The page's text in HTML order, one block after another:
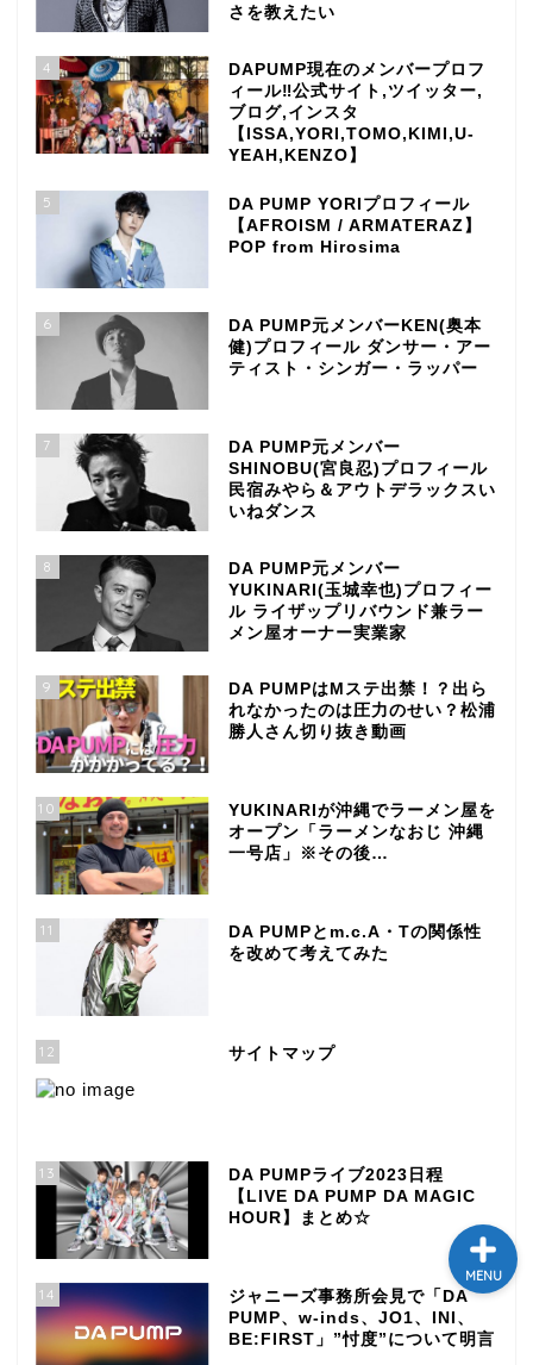
さを教えたい
4
DAPUMP現在のメンバープロフ
ィール‼公式サイト,ツイッター,
ブログ,インスタ
【ISSA,YORI,TOMO,KIMI,U-
YEAH,KENZO】
5
DA PUMP YORIプロフィール
【AFROISM / ARMATERAZ】
POP from Hirosima
6
DA PUMP元メンバーKEN(奥本
健)プロフィール ダンサー・アー
ティスト・シンガー・ラッパー
7
DA PUMP元メンバー
SHINOBU(宮良忍)プロフィール
民宿みやら＆アウトデラックスい
いねダンス
8
DA PUMP元メンバー
YUKINARI(玉城幸也)プロフィー
ル ライザップリバウンド兼ラー
メン屋オーナー実業家
9
DA PUMPはMステ出禁！？出ら
れなかったのは圧力のせい？松浦
勝人さん切り抜き動画
10
YUKINARIが沖縄でラーメン屋を
オープン「ラーメンなおじ 沖縄
一号店」※その後…
11
DA PUMPとm.c.A・Tの関係性
を改めて考えてみた
12 サイトマップ
13
DA PUMPライブ2023日程
【LIVE DA PUMP DA MAGIC
HOUR】まとめ☆
14
ジャニーズ事務所会見で「DA
PUMP、w-inds、JO1、INI、
BE:FIRST」”忖度”について明言
MENU
TOP
テレビ
ラジオ
ばれラジオ～